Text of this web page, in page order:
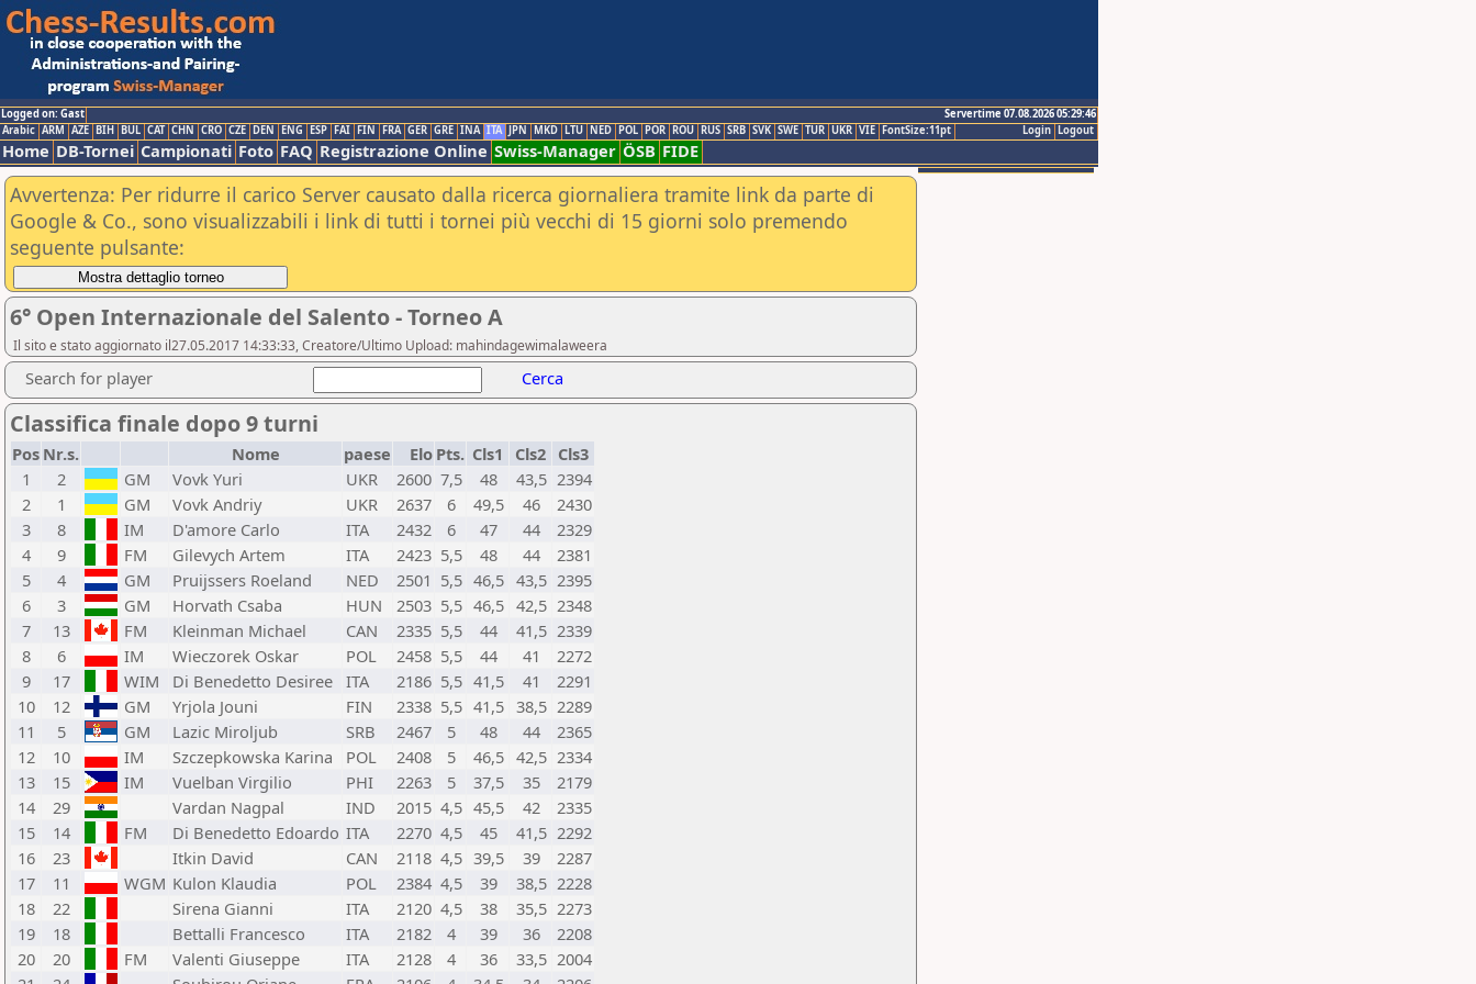
Logged on: Gast
Servertime 07.08.2026 05:29:46
Logout
Login
Arabic ARM AZE BIH BUL CAT CHN CRO CZE DEN ENG ESP FAI FIN FRA GER GRE INA ITA JPN MKD LTU NED POL POR ROU RUS SRB SVK SWE TUR UKR VIE FontSize:11pt
Home DB-Tornei Campionati Foto FAQ Registrazione Online Swiss-Manager ÖSB FIDE
Avvertenza: Per ridurre il carico Server causato dalla ricerca giornaliera tramite link da parte di
Google & Co., sono visualizzabili i link di tutti i tornei più vecchi di 15 giorni solo premendo
seguente pulsante:
6° Open Internazionale del Salento - Torneo A
Il sito e stato aggiornato il27.05.2017 14:33:33, Creatore/Ultimo Upload: mahindagewimalaweera
Search for player Cerca
Classifica finale dopo 9 turni
Pos Nr.s. Nome paese Elo Pts. Cls1 Cls2 Cls3
1
2 GM Vovk Yuri UKR 2600 7,5 48 43,5 2394
2
1 GM Vovk Andriy UKR 2637 6 49,5 46
2430
3
8 IM D'amore Carlo ITA 2432 6 47 44
2329
4
9 FM Gilevych Artem ITA 2423 5,5 48 44
2381
5
4 GM Pruijssers Roeland NED 2501 5,5 46,5 43,5 2395
6
3 GM Horvath Csaba HUN 2503 5,5 46,5 42,5 2348
7
13 FM Kleinman Michael CAN 2335 5,5 44 41,5 2339
8
6 IM Wieczorek Oskar POL 2458 5,5 44 41
2272
9
17 WIM Di Benedetto Desiree ITA 2186 5,5 41,5 41
2291
10
12 GM Yrjola Jouni FIN 2338 5,5 41,5 38,5 2289
11
5 GM Lazic Miroljub SRB 2467 5 48 44
2365
12
10 IM Szczepkowska Karina POL 2408 5 46,5 42,5 2334
13
15 IM Vuelban Virgilio PHI 2263 5 37,5 35
2179
14
29 Vardan Nagpal IND 2015 4,5 45,5 42
2335
15
14 FM Di Benedetto Edoardo ITA 2270 4,5 45 41,5 2292
16
23 Itkin David CAN 2118 4,5 39,5 39
2287
17
11 WGM Kulon Klaudia POL 2384 4,5 39 38,5 2228
18
22 Sirena Gianni ITA 2120 4,5 38 35,5 2273
19
18 Bettalli Francesco ITA 2182 4 39 36
2208
20
20 FM Valenti Giuseppe ITA 2128 4 36 33,5 2004